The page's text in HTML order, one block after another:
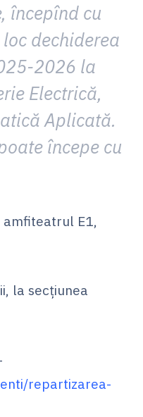
începînd cu
dechiderea
2026 la
Electrică,
Aplicată.
începe cu
E1,
la secțiunea
repartizarea-